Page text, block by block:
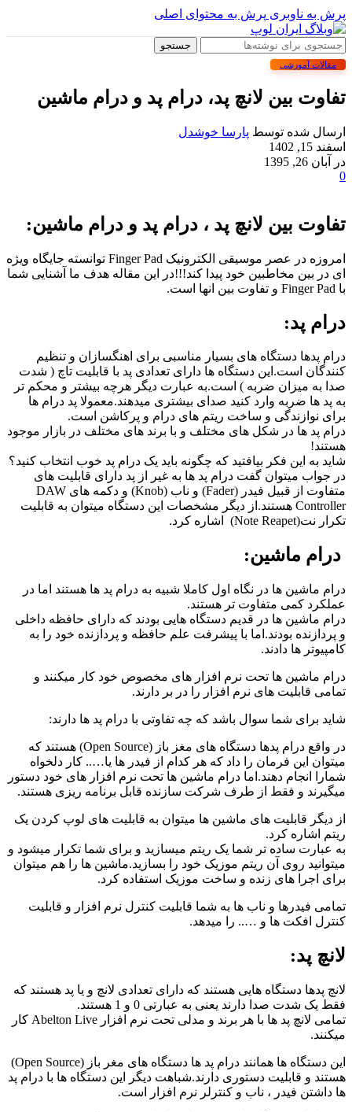
پرش به ناوبری پرش به محتوای اصلی
جستجو
مقالات آموزشی
تفاوت بین لانچ پد، درام پد و درام ماشین
ارسال شده توسط پارسا خوشدل
اسفند 15, 1402
در آبان 26, 1395
0
تفاوت بین لانچ پد ، درام پد و درام ماشین:
امروزه در عصر موسیقی الکترونیک Finger Pad توانسته جایگاه ویژه
ای در بین مخاطبین خود پیدا کند!!!در این مقاله هدف ما آشنایی شما
با Finger Pad و تفاوت بین انها است.
درام پد:
درام پدها دستگاه های بسیار مناسبی برای اهنگسازان و تنظیم
کنندگان است.این دستگاه ها دارای تعدادی پد با قابلیت تاچ ( شدت
صدا به میزان ضربه ) است.به عبارت دیگر هرچه بیشتر و محکم تر
به پد ها ضربه وارد کنید صدای بیشتری میدهند.معمولا پد درام ها
برای نوازندگی و ساخت ریتم های درام و پرکاشن است.
درام پد ها در شکل های مختلف و با برند های مختلف در بازار موجود
هستند!
شاید به این فکر بیافتید که چگونه باید یک درام پد خوب انتخاب کنید؟
در جواب میتوان گفت درام پد ها به غیر از پد دارای قابلیت های
متفاوت از قبیل فیدر (Fader) و ناب (Knob) و دکمه های DAW
Controller هستند.از دیگر مشخصات این دستگاه میتوان به قابلیت
تکرار نت(Note Reapet) اشاره کرد.
درام ماشین:
درام ماشین ها در نگاه اول کاملا شبیه به درام پد ها هستند اما در
عملکرد کمی متفاوت تر هستند.
درام ماشین ها در قدیم دستگاه هایی بودند که دارای حافظه داخلی
و پردازنده بودند.اما با پیشرفت علم حافظه و پردازنده خود را به
کامپیوتر ها دادند.
درام ماشین ها تحت نرم افزار های مخصوص خود کار میکنند و
تمامی قابلیت های نرم افزار را در بر دارند.
شاید برای شما سوال باشد که چه تفاوتی با درام پد ها دارند:
در واقع درام پدها دستگاه های مغز باز (Open Source) هستند که
میتوان این فرمان را داد که هر کدام از فیدر ها یا….. کار دلخواه
شمارا انجام دهند.اما درام ماشین ها تحت نرم افزار های خود دستور
میگیرند و فقط از طرف شرکت سازنده قابل برنامه ریزی هستند.
از دیگر قابلیت های ماشین ها میتوان به قابلیت های لوپ کردن یک
ریتم اشاره کرد.
به عبارت ساده تر شما یک ریتم میسازید و برای شما تکرار میشود و
میتوانید روی آن ریتم موزیک خود را بسازید.ماشین ها را هم میتوان
برای اجرا های زنده و ساخت موزیک استفاده کرد.
تمامی فیدرها و ناب ها به شما قابلیت کنترل نرم افزار و قابلیت
کنترل افکت ها و ….. را میدهد.
لانچ پد:
لانچ پدها دستگاه هایی هستند که دارای تعدادی لانچ و یا پد هستند که
فقط یک شدت صدا دارند یعنی به عبارتی 0 و 1 هستند.
تمامی لانچ پد ها با هر برند و مدلی تحت نرم افزار Abelton Live کار
میکنند.
این دستگاه ها همانند درام پد ها دستگاه های مغر باز (Open Source)
هستند و قابلیت دستوری دارند.شباهت دیگر این دستگاه ها با درام پد
ها داشتن فیدر ، ناب و کنترلر نرم افزار است.